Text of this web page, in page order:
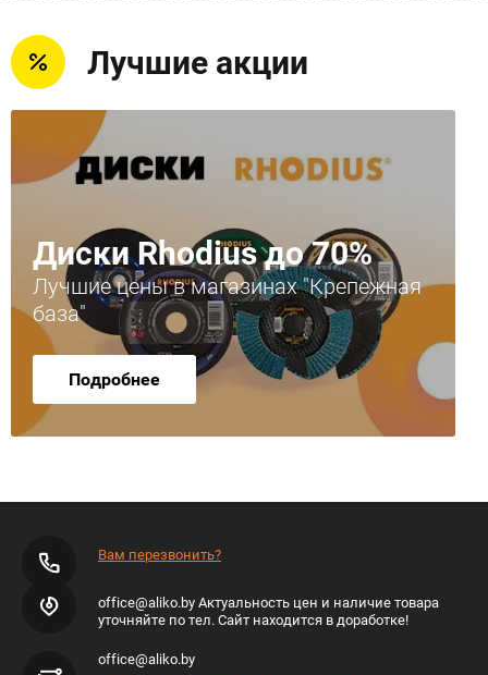
Лучшие акции
Диски Rhodius до 70%
Лучшие цены в магазинах "Крепежная
база"
Подробнее
Вам перезвонить?
office@aliko.by Актуальность цен и наличие товара
уточняйте по тел. Сайт находится в доработке!
office@aliko.by